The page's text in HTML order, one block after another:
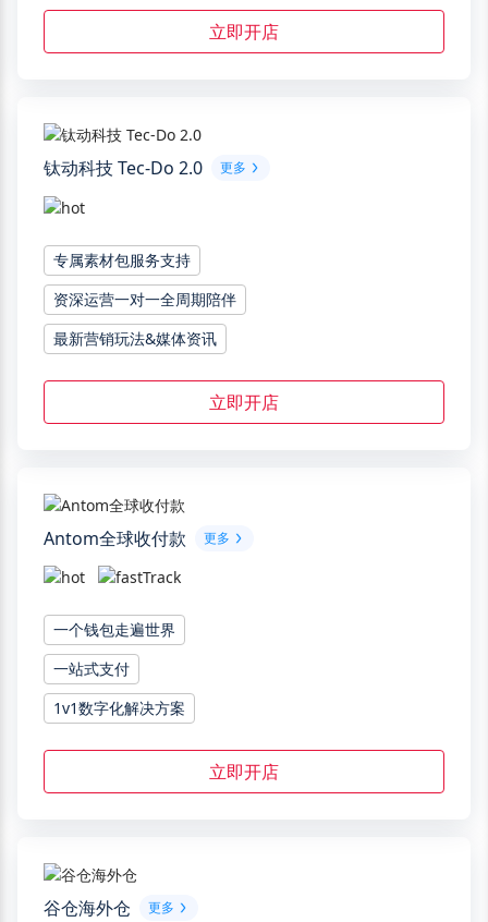
立即开店
钛动科技 Tec-Do 2.0 更多
专属素材包服务支持
资深运营一对一全周期陪伴
最新营销玩法&媒体资讯
立即开店
Antom全球收付款 更多
一个钱包走遍世界
一站式支付
1v1数字化解决方案
立即开店
谷仓海外仓 更多